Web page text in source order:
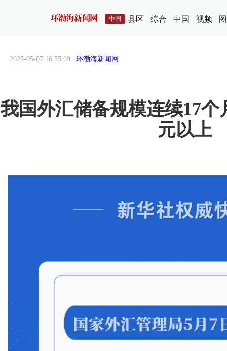
中国 县区 综合 中国 视频
2025-05-07 16:55:09 | 环渤海新闻网
我国外汇储备规模连续17个
元以上